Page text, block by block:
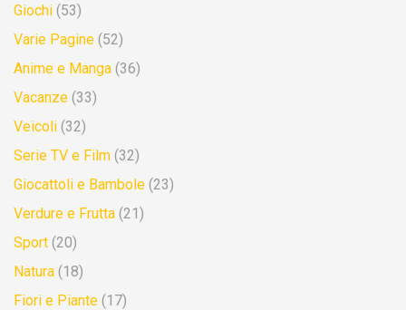
Giochi (53)
Varie Pagine (52)
Anime e Manga (36)
Vacanze (33)
Veicoli (32)
Serie TV e Film (32)
Giocattoli e Bambole (23)
Verdure e Frutta (21)
Sport (20)
Natura (18)
Fiori e Piante (17)